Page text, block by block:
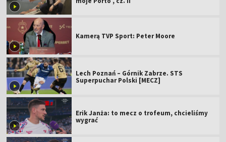
Kamerą TVP Sport: Peter Moore
Lech Poznań – Górnik Zabrze. STS
Superpuchar Polski [MECZ]
Erik Janża: to mecz o trofeum, chcieliśmy
wygrać